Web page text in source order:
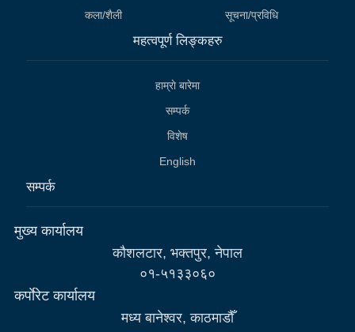
कला/शैली
सूचना/प्रविधि
महत्वपूर्ण लिङ्कहरु
हाम्राे बारेमा
सम्पर्क
विशेष
English
सम्पर्क
मुख्य कार्यालय
कौशलटार, भक्तपुर, नेपाल
०१-५१३३०६०
कर्पाेरेट कार्यालय
मध्य बानेश्वर, काठमाडौँ